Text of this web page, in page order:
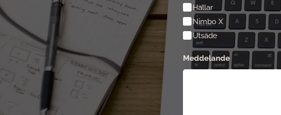
Hallar
Nimbo X
Utsäde
Meddelande